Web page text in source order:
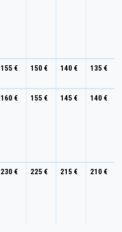
155 € 150 € 140 € 135 €
160 € 155 € 145 € 140 €
230 € 225 € 215 € 210 €